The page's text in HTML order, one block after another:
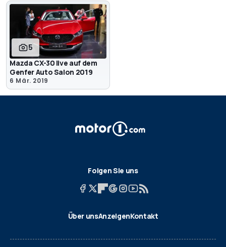
5
Mazda CX-30 live auf dem
Genfer Auto Salon 2019
6 Mär. 2019
Folgen Sie uns
Über unsAnzeigenKontakt